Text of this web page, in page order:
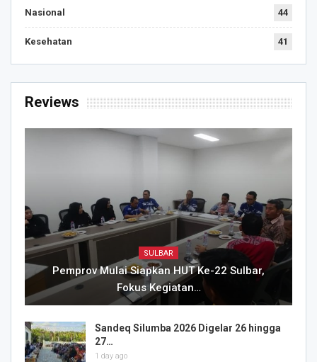
Nasional 44
Kesehatan 41
Reviews
SULBAR
Pemprov Mulai Siapkan HUT Ke-22 Sulbar,
Fokus Kegiatan…
Sandeq Silumba 2026 Digelar 26 hingga
27…
1 day ago